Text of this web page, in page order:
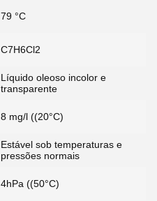
79 °C
C7H6Cl2
Líquido oleoso incolor e
transparente
8 mg/l ((20°C)
Estável sob temperaturas e
pressões normais
4hPa ((50°C)